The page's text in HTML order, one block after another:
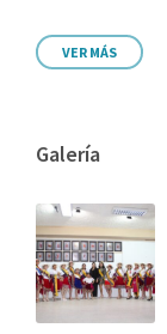
VER MÁS
Galería